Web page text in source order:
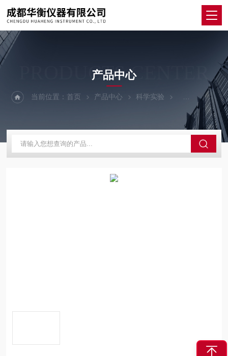
PRODUCTS CENTER
产品中心
当前位置：首页 产品中心 科学实验 其他仪器设备